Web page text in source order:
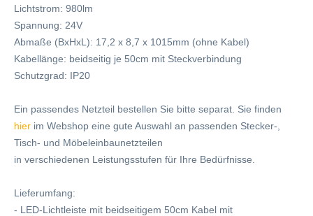
Lichtstrom: 980lm
Spannung: 24V
Abmaße (BxHxL): 17,2 x 8,7 x 1015mm (ohne Kabel)
Kabellänge: beidseitig je 50cm mit Steckverbindung
Schutzgrad: IP20
Ein passendes Netzteil bestellen Sie bitte separat. Sie finden
hier im Webshop eine gute Auswahl an passenden Stecker-,
Tisch- und Möbeleinbaunetzteilen
in verschiedenen Leistungsstufen für Ihre Bedürfnisse.
Lieferumfang:
- LED-Lichtleiste mit beidseitigem 50cm Kabel mit